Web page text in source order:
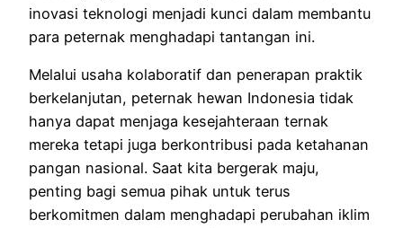
inovasi teknologi menjadi kunci dalam membantu
para peternak menghadapi tantangan ini.
Melalui usaha kolaboratif dan penerapan praktik
berkelanjutan, peternak hewan Indonesia tidak
hanya dapat menjaga kesejahteraan ternak
mereka tetapi juga berkontribusi pada ketahanan
pangan nasional. Saat kita bergerak maju,
penting bagi semua pihak untuk terus
berkomitmen dalam menghadapi perubahan iklim